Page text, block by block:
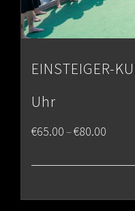
EINSTEIGER-
Uhr
€65.00–€80.00